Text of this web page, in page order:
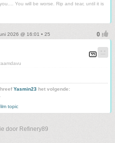
You will be worse. Rip and tear, until it is
2026 @ 16:01 • 25
Yasmin23 het volgende:
topic
door Refinery89